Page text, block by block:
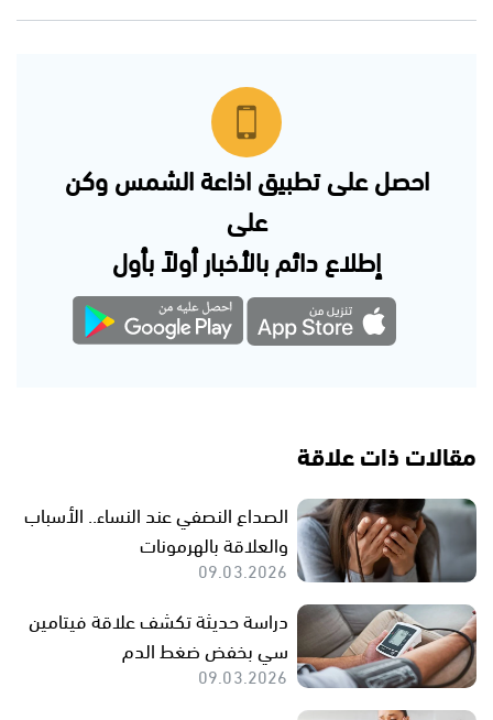
احصل على تطبيق اذاعة الشمس وكن
على
إطلاع دائم بالأخبار أولاً بأول
مقالات ذات علاقة
الصداع النصفي عند النساء.. الأسباب
والعلاقة بالهرمونات
09.03.2026
دراسة حديثة تكشف علاقة فيتامين
سي بخفض ضغط الدم
09.03.2026